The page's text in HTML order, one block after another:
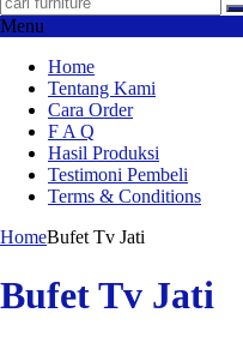
Menu
Home
Tentang Kami
Cara Order
F A Q
Hasil Produksi
Testimoni Pembeli
Terms & Conditions
HomeBufet Tv Jati
Bufet Tv Jati